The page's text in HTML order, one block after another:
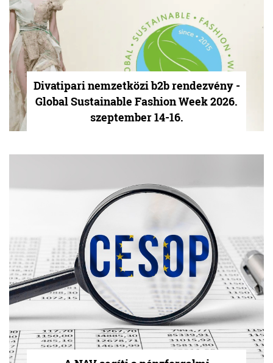
Divatipari nemzetközi b2b rendezvény -
Global Sustainable Fashion Week 2026.
szeptember 14-16.